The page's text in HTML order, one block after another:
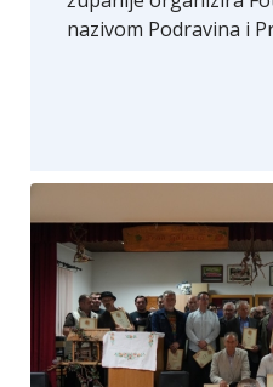
nazivom Podravina i